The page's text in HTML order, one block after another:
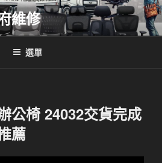
維修
選單
公椅 24032交貨完成
薦